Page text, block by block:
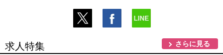
求人特集 さらに見る